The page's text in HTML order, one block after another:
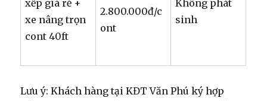
xếp giá rẻ +
xe nâng trọn
cont 40ft
2.800.000đ/c
ont
Không phát
sinh
Lưu ý: Khách hàng tại KĐT Văn Phú ký hợp